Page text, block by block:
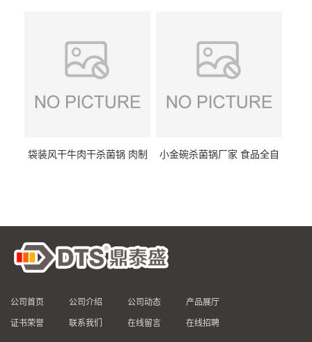
袋装风干牛肉干杀菌锅 肉制
小金碗杀菌锅厂家 食品全自
公司首页 公司介绍 公司动态 产品展厅
证书荣誉 联系我们 在线留言 在线招聘